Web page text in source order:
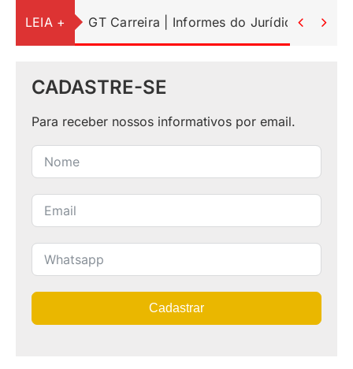
LEIA + GT Carreira | Informes do Jurídico 
CADASTRE-SE
Para receber nossos informativos por email.
Cadastrar